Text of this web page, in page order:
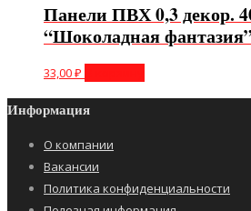
Панели ПВХ 0,3 декор.
“Шоколадная фантазия”
33,00₽
Информация
О компании
Вакансии
Политика конфиденциальности